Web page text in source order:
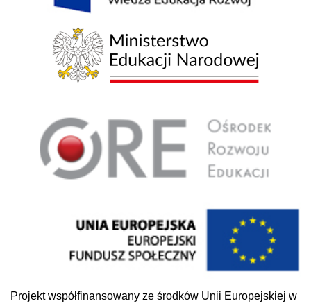
Projekt współfinansowany ze środków Unii Europejskiej w